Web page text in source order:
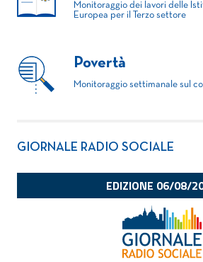
Monitoraggio dei lavori delle
Europea per il Terzo settore
Povertà
Monitoraggio settimanale sul
GIORNALE RADIO SOCIALE